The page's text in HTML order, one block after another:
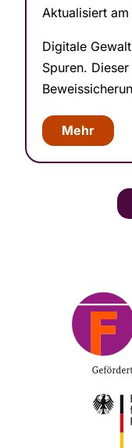
Aktualisiert am
Digitale
Spuren.
Mehr